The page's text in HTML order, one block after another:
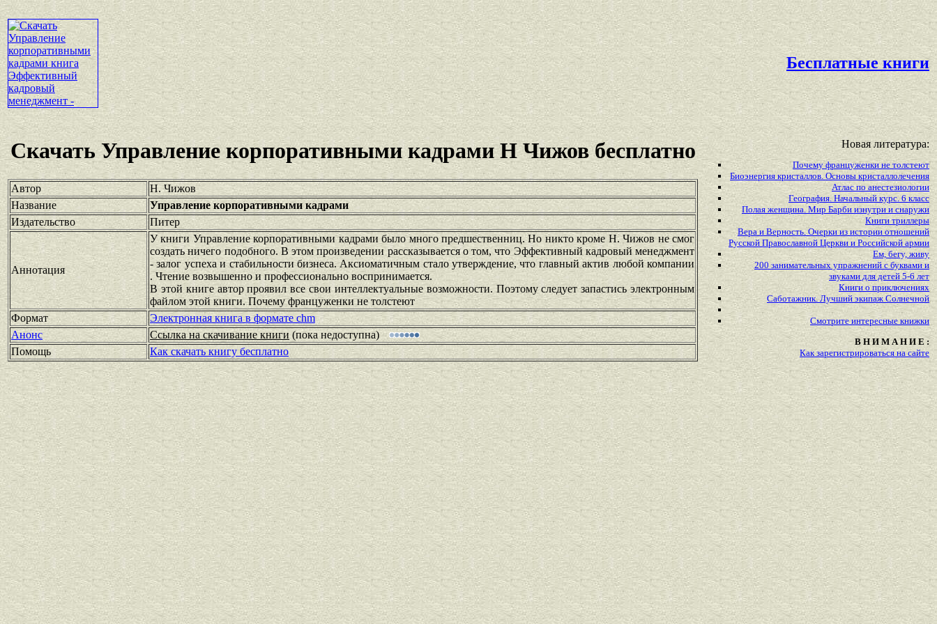
Бесплатные книги
Скачать Управление корпоративными кадрами Н Чижов бесплатно
Автор
Н. Чижов
Название
Управление корпоративными кадрами
Издательство
Питер
Аннотация
У книги Управление корпоративными кадрами было много предшественниц. Но никто кроме Н. Чижов не смог
создать ничего подобного. В этом произведении рассказывается о том, что Эффективный кадровый менеджмент
- залог успеха и стабильности бизнеса. Аксиоматичным стало утверждение, что главный актив любой компании
. Чтение возвышенно и профессионально воспринимается.
В этой книге автор проявил все свои интеллектуальные возможности. Поэтому следует запастись электронным
файлом этой книги. Почему француженки не толстеют
Формат
Электронная книга в формате chm
Анонс
Ссылка на скачивание книги (пока недоступна)
Помощь
Как скачать книгу бесплатно
Новая литература:
Почему француженки не толстеют
Биоэнергия кристаллов. Основы кристаллолечения
Атлас по анестезиологии
География. Начальный курс. 6 класс
Полая женщина. Мир Барби изнутри и снаружи
Книги триллеры
Вера и Верность. Очерки из истории отношений
Русской Православной Церкви и Российской армии
Ем, бегу, живу
200 занимательных упражнений с буквами и
звуками для детей 5-6 лет
Книги о приключениях
Саботажник. Лучший экипаж Солнечной
Смотритеинтересные книжки
В Н И М А Н И Е :
Как зарегистрироваться на сайте